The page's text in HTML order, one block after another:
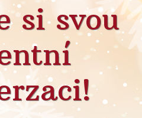
si svou